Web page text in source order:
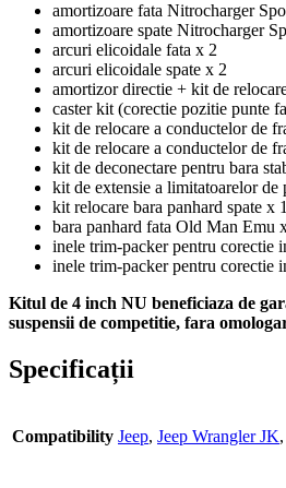
amortizoare fata Nitrocharger
amortizoare spate Nitrocharger
arcuri elicoidale fata x 2
arcuri elicoidale spate x 2
amortizor directie + kit de
caster kit (corectie pozitie punte
kit de relocare a conductelor de
kit de relocare a conductelor de
kit de deconectare pentru bara
kit de extensie a limitatoarelor de
kit relocare bara panhard spate x 1
bara panhard fata Old Man Emu
inele trim-packer pentru corectie
inele trim-packer pentru corectie
Kitul de 4 inch NU beneficiaza de
suspensii de competitie, fara
Specificații
Compatibility Jeep, Jeep Wrangler JK,